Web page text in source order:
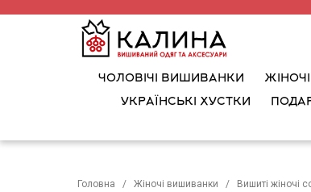
ЧОЛОВІЧІ ВИШИВАНКИ
УКРАЇНСЬКІ ХУСТКИ
Головна Жіночі вишиванки Вишиті жіночі